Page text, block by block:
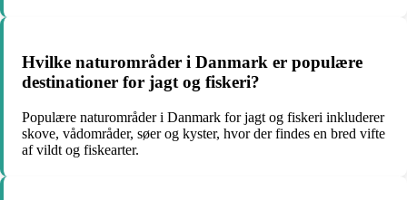
Hvilke naturområder i Danmark er populære
destinationer for jagt og fiskeri?
Populære naturområder i Danmark for jagt og fiskeri inkluderer
skove, vådområder, søer og kyster, hvor der findes en bred vifte
af vildt og fiskearter.